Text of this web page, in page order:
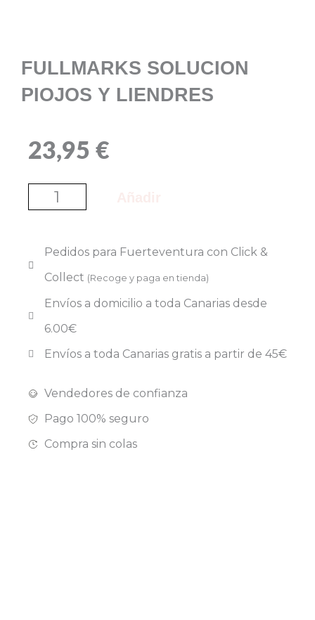
FULLMARKS SOLUCION
PIOJOS Y LIENDRES
23,95 €
FULLMARKS
PIOJOS
Y
LIENDRES
cantidad
Pedidos para Fuerteventura con Click &
Collect (Recoge y paga en tienda)
Envíos a domicilio a toda Canarias desde
6.00€
Envíos a toda Canarias gratis a partir de 45€
Vendedores de confianza
Pago 100% seguro
Compra sin colas